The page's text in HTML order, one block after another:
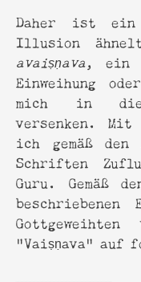
Daher ist ein
Illusion
avaiṣṇava, ein
Einweihung
mich in die
versenken. Mit
ich gemäß den
Schriften
Guru. Gemäß
beschriebenen
"Vaiṣṇava" auf